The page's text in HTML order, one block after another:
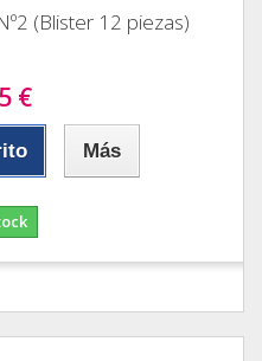
(Blister 12 piezas)
€
Más